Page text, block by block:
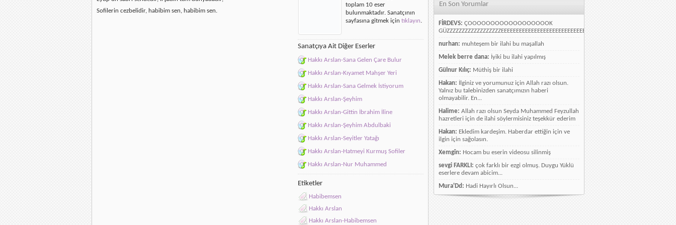
Sofilerin cezbelidir, habibim sen, habibim sen.
toplam 10 eser
bulunmaktadır. Sanatçının
sayfasına gitmek için tıklayın.
Sanatçıya Ait Diğer Eserler
Hakkı Arslan-Sana Gelen Çare Bulur
Hakkı Arslan-Kıyamet Mahşer Yeri
Hakkı Arslan-Sana Gelmek İstiyorum
Hakkı Arslan-Şeyhim
Hakkı Arslan-Gittin İbrahim İline
Hakkı Arslan-Şeyhim Abdulbaki
Hakkı Arslan-Seyitler Yatağı
Hakkı Arslan-Hatmeyi Kurmuş Sofiler
Hakkı Arslan-Nur Muhammed
Etiketler
Habibemsen
Hakkı Arslan
Hakkı Arslan-Habibemsen
En Son Yorumlar
FİRDEVS: ÇOOOOOOOOOOOOOOOOOOK
GÜZZZZZZZZZZZZZZZZZZEEEEEEEEEEEEEEEEEEEEEEEEEEEEELLLLLLLLLLLLLLLLLLLLLLLL
nurhan: muhteşem bir ilahi bu maşallah
Melek berre dana: İyiki bu ilahi yapılmış
Gülnur Kılıç: Müthiş bir ilahi
Hakan: İlginiz ve yorumunuz için Allah razı olsun.
Yalnız bu talebinizden sanatçımızın haberi
olmayabilir. En...
Halime: Allah razı olsun Seyda Muhammed Feyzullah
hazretleri için de ilahi söylermisiniz teşekkür ederim
Hakan: Ekledim kardeşim. Haberdar ettiğin için ve
ilgin için sağolasın.
Xemgîn: Hocam bu eserin videosu silinmiş
sevgi FARKLI: çok farklı bir ezgi olmuş. Duygu Yüklü
eserlere devam abicim...
Mura'Dd: Hadi Hayırlı Olsun...